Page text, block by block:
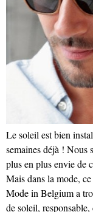
Le soleil est bien
semaines déjà ! Nous
plus en plus envie de
Mais dans la mode, ce
Mode in Belgium a
de soleil,